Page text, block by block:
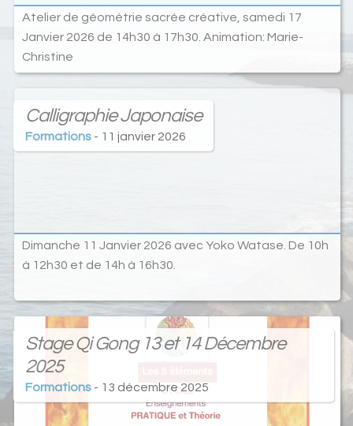
Atelier de géométrie sacrée créative, samedi 17
Janvier 2026 de 14h30 à 17h30. Animation: Marie-
Christine
Calligraphie Japonaise
Formations- 11 janvier 2026
Dimanche 11 Janvier 2026 avec Yoko Watase. De 10h
à 12h30 et de 14h à 16h30.
Stage Qi Gong 13 et 14 Décembre
2025
Formations- 13 décembre 2025